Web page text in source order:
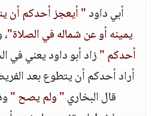
أبي داود" أيعجز أحدكم أن
يمينه أو عن شماله في الصلاة"
أحدكم "زاد أبو داود يعني في
أراد أحدكم أن يتطوع بعد
قال البخاري" ولم يصح "